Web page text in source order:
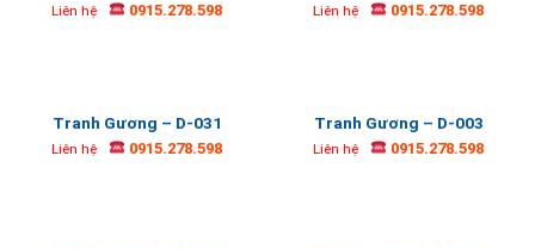
Liên hệ 0915.278.598 Liên hệ 0915.278.598
Tranh Gương – D-031
Liên hệ 0915.278.598
Tranh Gương – D-003
Liên hệ 0915.278.598